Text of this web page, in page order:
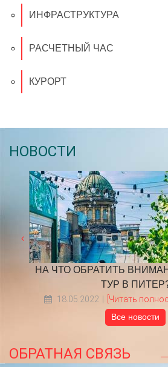
ИНФРАСТРУКТУРА
РАСЧЕТНЫЙ ЧАС
КУРОРТ
НОВОСТИ
​НА ЧТО ОБРАТИТЬ
ТУР В
18.05.2022 [Читать
Все новости
ОБРАТНАЯ СВЯЗЬ